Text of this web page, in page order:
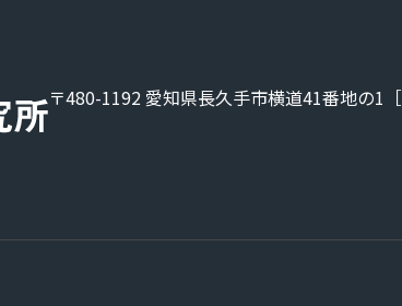
〒480-1192 愛知県長久手市横道41番地の1［